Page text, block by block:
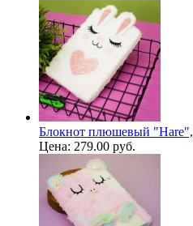
Блокнот плюшевый
Цена: 279.00 руб.